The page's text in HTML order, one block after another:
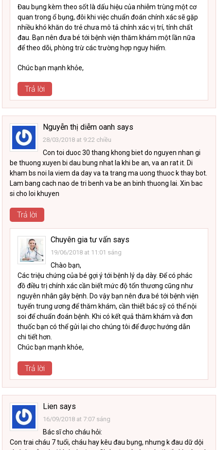
Đau bụng kèm theo sốt là dấu hiệu của nhiễm trùng một cơ
quan trong ổ bụng, đôi khi việc chuẩn đoán chính xác sẽ gặp
nhiều khó khăn do trẻ chưa mô tả chính xác vị trí, tính chất
đau. Bạn nên đưa bé tới bệnh viện thăm khám một lần nữa
để theo dõi, phòng trừ các trường hợp nguy hiểm.
Chúc bạn mạnh khỏe,
Trả lời
Nguyễn thị diễm oanh says
28/03/2018 at 9:22 chiều
Con toi duoc 30 thang khong biet do nguyen nhan gi
be thuong xuyen bi dau bung nhat la khi be an, va an rat it. Di
kham bs noi la viem da day va ta trang ma uong thuoc k thay bot.
Lam bang cach nao de tri benh va be an binh thuong lai. Xin bac
si cho loi khuyen
Trả lời
Chuyên gia tư vấn says
19/06/2018 at 11:01 sáng
Chào bạn,
Các triệu chứng của bé gợi ý tới bệnh lý dạ dày. Để có phác
đồ điều trị chính xác cần biết mức độ tổn thương cũng như
nguyên nhân gây bệnh. Do vậy bạn nên đưa bé tới bệnh viện
tuyến trung ương để thăm khám, cần thiết bác sỹ có thể nội
soi để chuẩn đoán bệnh. Khi có kết quả thăm khám và đơn
thuốc bạn có thể gửi lại cho chúng tôi để được hướng dẫn
chi tiết hơn.
Chúc bạn mạnh khỏe,
Trả lời
Lien says
16/09/2018 at 7:07 sáng
Bác sĩ cho cháu hỏi:
Con trai cháu 7 tuổi, cháu hay kêu đau bụng, nhưng k đau dữ dội